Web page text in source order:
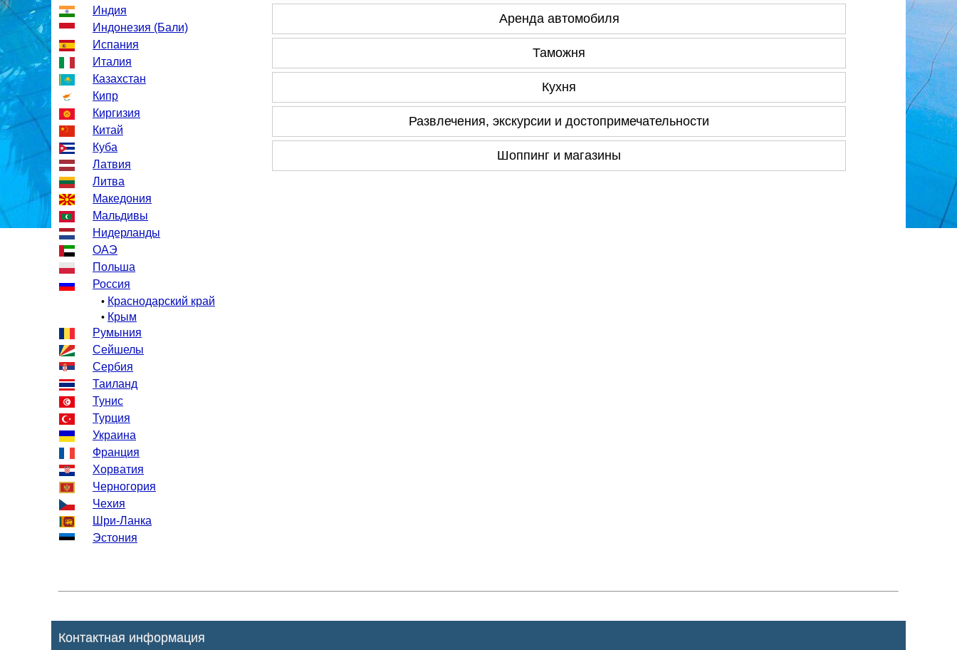
Индия
Индонезия (Бали)
Испания
Италия
Казахстан
Кипр
Киргизия
Китай
Куба
Латвия
Литва
Македония
Мальдивы
Нидерланды
ОАЭ
Польша
Россия
• Краснодарский край
• Крым
Румыния
Сейшелы
Сербия
Таиланд
Тунис
Турция
Украина
Франция
Хорватия
Черногория
Чехия
Шри-Ланка
Эстония
Аренда автомобиля
Таможня
Кухня
Развлечения, экскурсии и достопримечательности
Шоппинг и магазины
Контактная информация